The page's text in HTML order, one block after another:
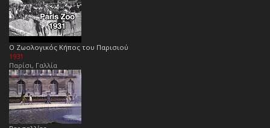
Ο Ζωολογικός Κήπος του Παρισιού
1931
Παρίσι, Γαλλία